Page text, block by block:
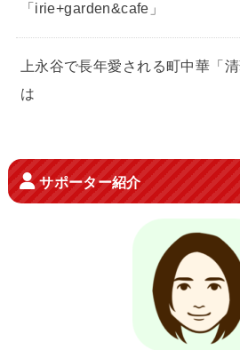
「irie+garden&cafe」
上永谷で長年愛される町中華「
は
サポーター紹介